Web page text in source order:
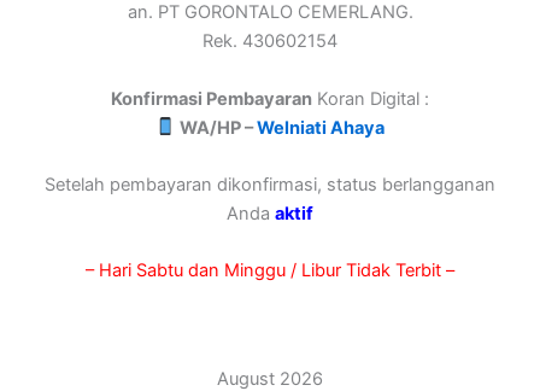
an. PT GORONTALO CEMERLANG.
Rek. 430602154
Konfirmasi Pembayaran Koran Digital :
WA/HP –Welniati Ahaya
Setelah pembayaran dikonfirmasi, status berlangganan
Anda aktif
– Hari Sabtu dan Minggu / Libur Tidak Terbit –
August 2026